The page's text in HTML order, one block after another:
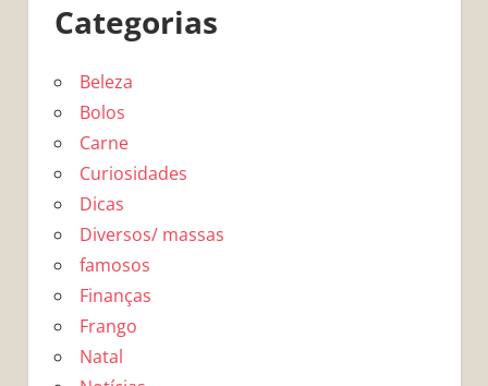
Categorias
Beleza
Bolos
Carne
Curiosidades
Dicas
Diversos/ massas
famosos
Finanças
Frango
Natal